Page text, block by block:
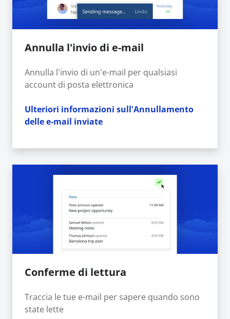
Annulla l'invio di e-mail
Annulla l'invio di un'e-mail per qualsiasi
account di posta elettronica
Ulteriori informazioni sull'Annullamento
delle e-mail inviate
Conferme di lettura
Traccia le tue e-mail per sapere quando sono
state lette